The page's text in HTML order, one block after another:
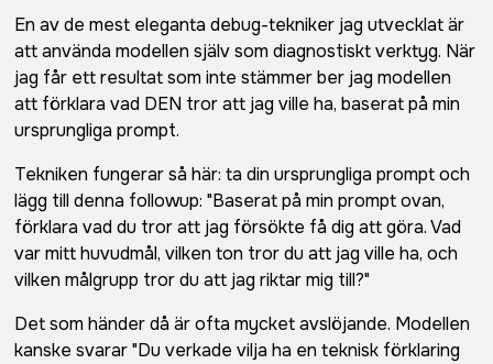
En av de mest eleganta debug-tekniker jag utvecklat är
att använda modellen själv som diagnostiskt verktyg. När
jag får ett resultat som inte stämmer ber jag modellen
att förklara vad DEN tror att jag ville ha, baserat på min
ursprungliga prompt.
Tekniken fungerar så här: ta din ursprungliga prompt och
lägg till denna followup: "Baserat på min prompt ovan,
förklara vad du tror att jag försökte få dig att göra. Vad
var mitt huvudmål, vilken ton tror du att jag ville ha, och
vilken målgrupp tror du att jag riktar mig till?"
Det som händer då är ofta mycket avslöjande. Modellen
kanske svarar "Du verkade vilja ha en teknisk förklaring